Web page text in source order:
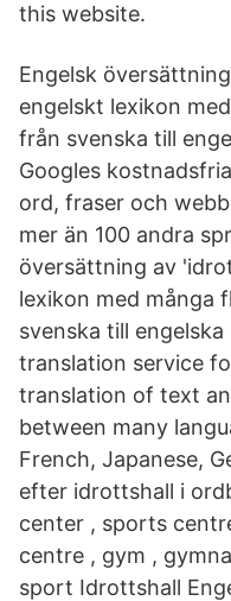
this website.
Engelsk
engelskt lexikon
från svenska till
Googles
ord, fraser och
mer än 100 andra
översättning av
lexikon med många
svenska till
translation service
translation of text
between many
French, Japanese,
efter idrottshall i
center , sports
centre , gym ,
sport Idrottshall